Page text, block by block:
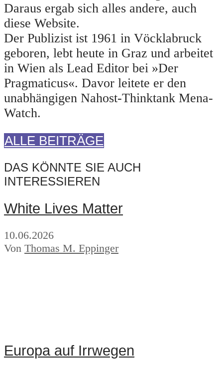
Daraus ergab sich alles andere, auch
diese Website.
Der Publizist ist 1961 in Vöcklabruck
geboren, lebt heute in Graz und arbeitet
in Wien als Lead Editor bei »Der
Pragmaticus«. Davor leitete er den
unabhängigen Nahost-Thinktank Mena-
Watch.
ALLE BEITRÄGE
DAS KÖNNTE SIE AUCH
INTERESSIEREN
White Lives Matter
10.06.2026
Von Thomas M. Eppinger
Europa auf Irrwegen